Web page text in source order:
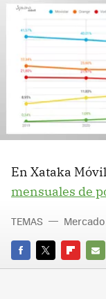
En Xataka
mensuales de
FACEBOOK
TWITTER
E-
TEMAS Mercado